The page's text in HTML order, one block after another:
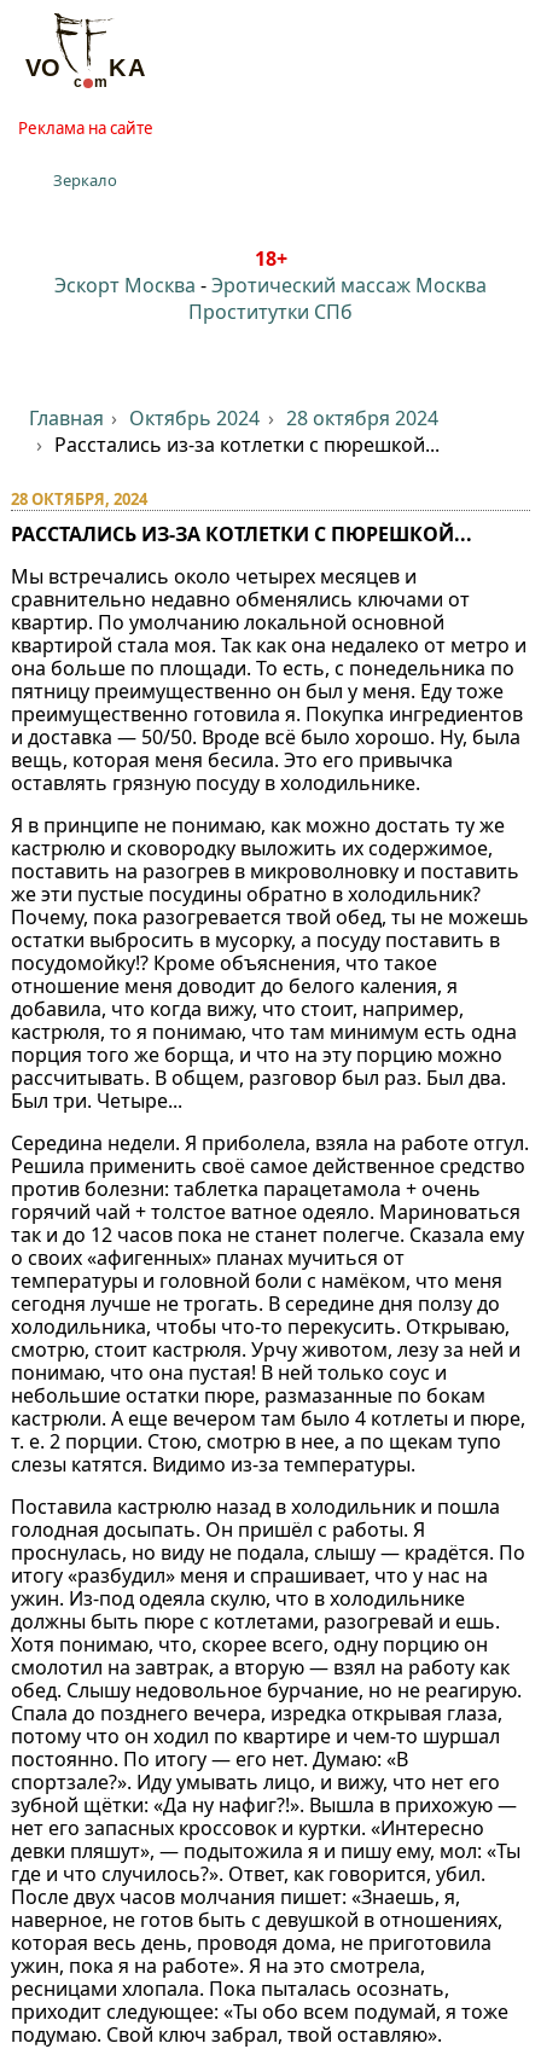
Реклама на сайте
Зеркало
18+
Эскорт Москва -Эротический массаж Москва
Проститутки СПб
Главная Октябрь 2024
28 октября 2024
Расстались из-за котлетки с пюрешкой...
28 ОКТЯБРЯ, 2024
РАССТАЛИСЬ ИЗ-ЗА КОТЛЕТКИ С ПЮРЕШКОЙ...
Мы встречались около четырех месяцев и
сравнительно недавно обменялись ключами от
квартир. По умолчанию локальной основной
квартирой стала моя. Так как она недалеко от метро и
она больше по площади. То есть, с понедельника по
пятницу преимущественно он был у меня. Еду тоже
преимущественно готовила я. Покупка ингредиентов
и доставка — 50/50. Вроде всё было хорошо. Ну, была
вещь, которая меня бесила. Это его привычка
оставлять грязную посуду в холодильнике.
Я в принципе не понимаю, как можно достать ту же
кастрюлю и сковородку выложить их содержимое,
поставить на разогрев в микроволновку и поставить
же эти пустые посудины обратно в холодильник?
Почему, пока разогревается твой обед, ты не можешь
остатки выбросить в мусорку, а посуду поставить в
посудомойку!? Кроме объяснения, что такое
отношение меня доводит до белого каления, я
добавила, что когда вижу, что стоит, например,
кастрюля, то я понимаю, что там минимум есть одна
порция того же борща, и что на эту порцию можно
рассчитывать. В общем, разговор был раз. Был два.
Был три. Четыре...
Середина недели. Я приболела, взяла на работе отгул.
Решила применить своё самое действенное средство
против болезни: таблетка парацетамола + очень
горячий чай + толстое ватное одеяло. Мариноваться
так и до 12 часов пока не станет полегче. Сказала ему
о своих «афигенных» планах мучиться от
температуры и головной боли с намёком, что меня
сегодня лучше не трогать. В середине дня ползу до
холодильника, чтобы что-то перекусить. Открываю,
смотрю, стоит кастрюля. Урчу животом, лезу за ней и
понимаю, что она пустая! В ней только соус и
небольшие остатки пюре, размазанные по бокам
кастрюли. А еще вечером там было 4 котлеты и пюре,
т. е. 2 порции. Стою, смотрю в нее, а по щекам тупо
слезы катятся. Видимо из-за температуры.
Поставила кастрюлю назад в холодильник и пошла
голодная досыпать. Он пришёл с работы. Я
проснулась, но виду не подала, слышу — крадётся. По
итогу «разбудил» меня и спрашивает, что у нас на
ужин. Из-под одеяла скулю, что в холодильнике
должны быть пюре с котлетами, разогревай и ешь.
Хотя понимаю, что, скорее всего, одну порцию он
смолотил на завтрак, а вторую — взял на работу как
обед. Слышу недовольное бурчание, но не реагирую.
Спала до позднего вечера, изредка открывая глаза,
потому что он ходил по квартире и чем-то шуршал
постоянно. По итогу — его нет. Думаю: «В
спортзале?». Иду умывать лицо, и вижу, что нет его
зубной щётки: «Да ну нафиг?!». Вышла в прихожую —
нет его запасных кроссовок и куртки. «Интересно
девки пляшут», — подытожила я и пишу ему, мол: «Ты
где и что случилось?». Ответ, как говорится, убил.
После двух часов молчания пишет: «Знаешь, я,
наверное, не готов быть с девушкой в отношениях,
которая весь день, проводя дома, не приготовила
ужин, пока я на работе». Я на это смотрела,
ресницами хлопала. Пока пыталась осознать,
приходит следующее: «Ты обо всем подумай, я тоже
подумаю. Свой ключ забрал, твой оставляю».